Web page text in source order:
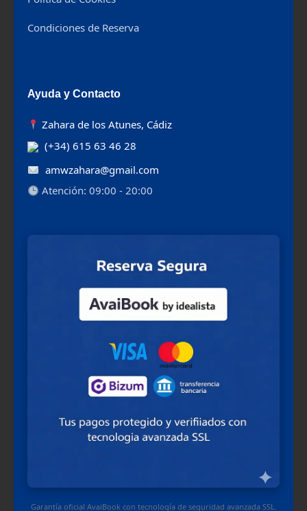
Condiciones de Reserva
Ayuda y Contacto
Zahara de los Atunes, Cádiz
(+34) 615 63 46 28
amwzahara@gmail.com
Atención: 09:00 - 20:00
Garantía oficial AvaiBook con tecnología de seguridad avanzada SSL.